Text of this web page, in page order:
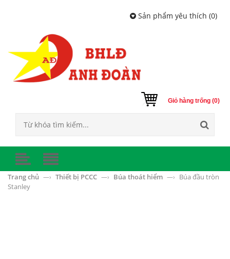
Sản phẩm yêu thích (0)
Giỏ hàng trống (0)
Trang chủ —› Thiết bị PCCC —› Búa thoát hiểm —› Búa đầu tròn
Stanley